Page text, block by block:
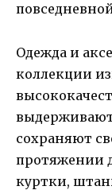
Одежда и
коллекции
выдерживают
сохраняют
протяжении
куртки,